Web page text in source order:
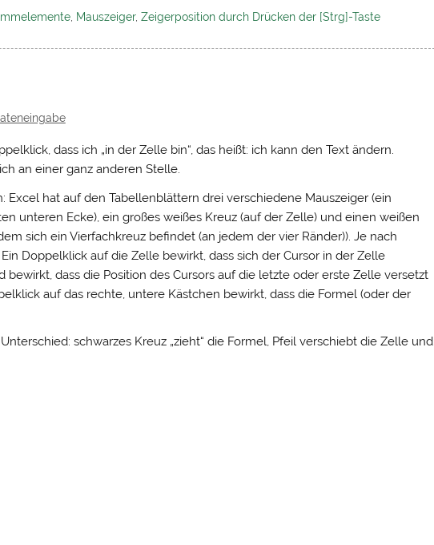
, Mauszeiger, Zeigerposition durch Drücken der [Strg]-Taste
dass ich „in der Zelle bin“, das heißt: ich kann den Text ändern.
an einer ganz anderen Stelle.
Excel hat auf den Tabellenblättern drei verschiedene Mauszeiger (ein
unteren Ecke), ein großes weißes Kreuz (auf der Zelle) und einen weißen
sich ein Vierfachkreuz befindet (an jedem der vier Ränder)). Je nach
Doppelklick auf die Zelle bewirkt, dass sich der Cursor in der Zelle
dass die Position des Cursors auf die letzte oder erste Zelle versetzt
auf das rechte, untere Kästchen bewirkt, dass die Formel (oder der
schwarzes Kreuz „zieht“ die Formel, Pfeil verschiebt die Zelle und